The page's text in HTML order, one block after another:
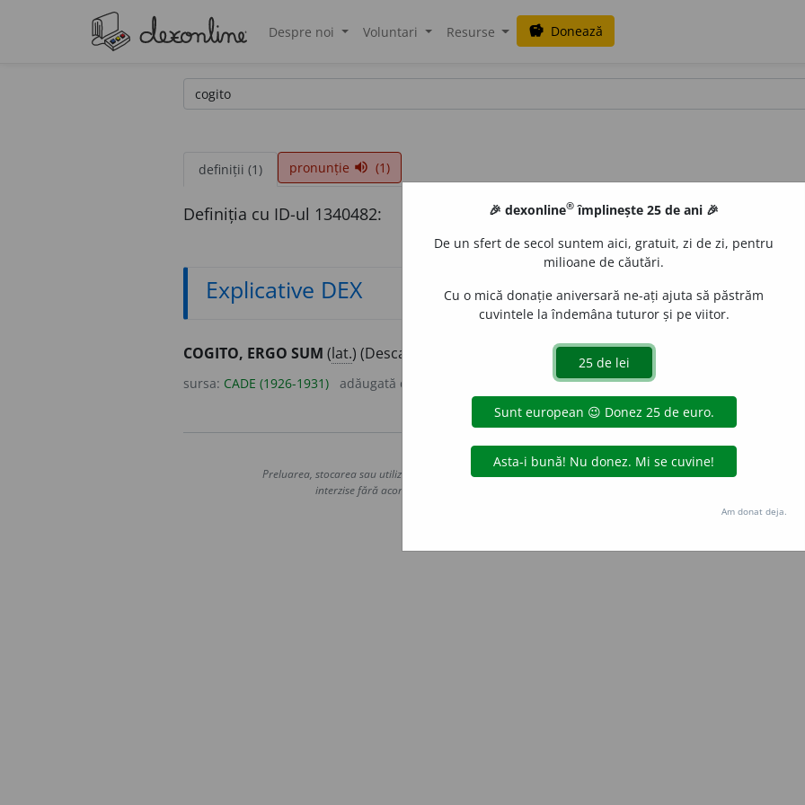
Despre noi Voluntari Resurse savings Donează
definiții (1) pronunție volume_up (1)
Definiția cu ID-ul 1340482:
Explicative DEX
COGITO, ERGO SUM (lat.) (Descartes) = Judec, deci exist.
sursa: CADE (1926-1931) adăugată de acțiuni
Copyright © 2004-2026 dexonline (https://dexonline.ro)
Preluarea, stocarea sau utilizarea datelor de pe acest site, inclusiv prin orice metode de extragere automată
interzise fără acordul nostru prealabil scris, cu excepția seturilor de date oferite oficial spre utilizare
Hosterion
🎉 dexonline® împlinește 25 de ani 🎉
De un sfert de secol suntem aici, gratuit, zi de zi, pentru
milioane de căutări.
Cu o mică donație aniversară ne-ați ajuta să păstrăm
cuvintele la îndemâna tuturor și pe viitor.
Am donat deja.